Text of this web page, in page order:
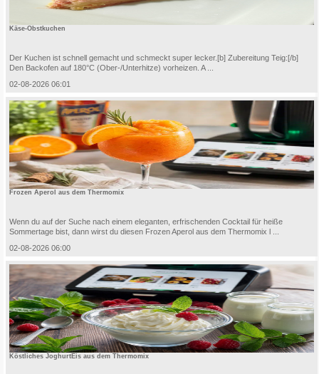
Käse-Obstkuchen
Der Kuchen ist schnell gemacht und schmeckt super lecker.[b] Zubereitung Teig:[/b]
Den Backofen auf 180°C (Ober-/Unterhitze) vorheizen. A ...
02-08-2026 06:01
Frozen Aperol aus dem Thermomix
Wenn du auf der Suche nach einem eleganten, erfrischenden Cocktail für heiße
Sommertage bist, dann wirst du diesen Frozen Aperol aus dem Thermomix l ...
02-08-2026 06:00
Köstliches JoghurtEis aus dem Thermomix